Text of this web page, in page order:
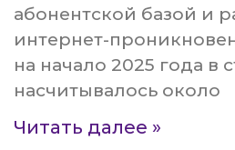
абонентской базой и
интернет-
на начало 2025 года в
насчитывалось около
Читать далее »